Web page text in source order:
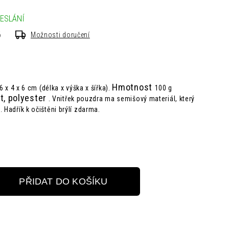
x 4 x 6 cm (délka x výška x šířka). Hmotnost 100 g
polyester .Vnitřek pouzdra ma semišový materiál, který
k očištěni brýlí zdarma.
Možnosti doručení
PŘIDAT DO KOŠÍKU